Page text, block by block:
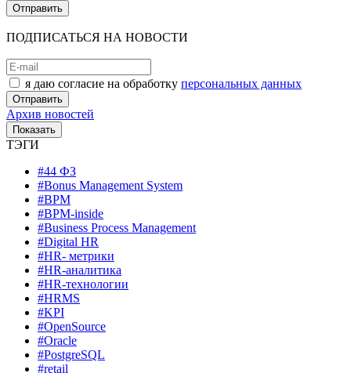
ПОДПИСАТЬСЯ НА НОВОСТИ
я даю согласие на обработку персональных данных
Архив новостей
ТЭГИ
#44 ФЗ
#Bonus Management System
#BPM
#BPM-inside
#Business Process Management
#Digital HR
#HR- метрики
#HR-аналитика
#HR-технологии
#HRMS
#KPI
#OpenSource
#Oracle
#PostgreSQL
#retail